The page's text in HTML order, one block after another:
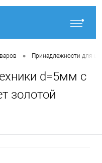
• Принадлежности для
d=5мм с
золотой